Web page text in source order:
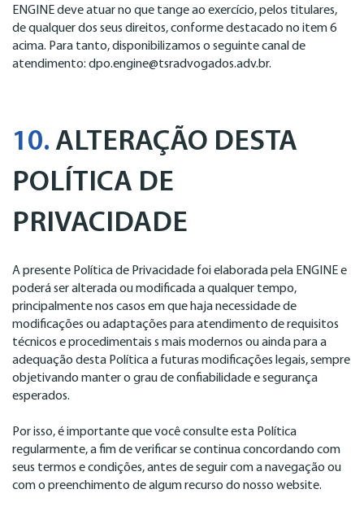
ENGINE deve atuar no que tange ao exercício, pelos titulares,
de qualquer dos seus direitos, conforme destacado no item 6
acima. Para tanto, disponibilizamos o seguinte canal de
atendimento: dpo.engine@tsradvogados.adv.br.
10. ALTERAÇÃO DESTA
POLÍTICA DE
PRIVACIDADE
A presente Política de Privacidade foi elaborada pela ENGINE e
poderá ser alterada ou modificada a qualquer tempo,
principalmente nos casos em que haja necessidade de
modificações ou adaptações para atendimento de requisitos
técnicos e procedimentais s mais modernos ou ainda para a
adequação desta Política a futuras modificações legais, sempre
objetivando manter o grau de confiabilidade e segurança
esperados.
Por isso, é importante que você consulte esta Política
regularmente, a fim de verificar se continua concordando com
seus termos e condições, antes de seguir com a navegação ou
com o preenchimento de algum recurso do nosso website.